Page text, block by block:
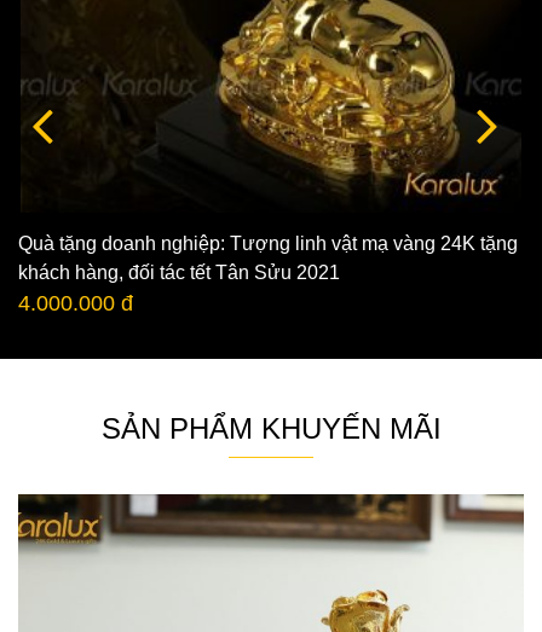
Quà tặng doanh nghiệp: Tượng linh vật mạ vàng 24K tặng
khách hàng, đối tác tết Tân Sửu 2021
4.000.000 đ
SẢN PHẨM KHUYẾN MÃI